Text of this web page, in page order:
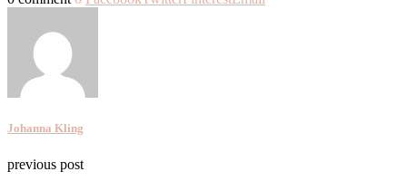
Johanna Kling
previous post